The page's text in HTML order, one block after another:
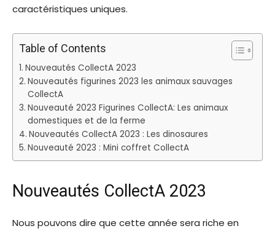
caractéristiques uniques.
Table of Contents
Nouveautés CollectA 2023
Nouveautés figurines 2023 les animaux sauvages
CollectA
Nouveauté 2023 Figurines CollectA: Les animaux
domestiques et de la ferme
Nouveautés CollectA 2023 : Les dinosaures
Nouveauté 2023 : Mini coffret CollectA
Nouveautés CollectA 2023
Nous pouvons dire que cette année sera riche en